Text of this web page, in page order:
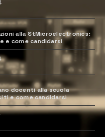
alla StMicroelectronics:
e come candidarsi
docenti alla scuola
e come candidarsi